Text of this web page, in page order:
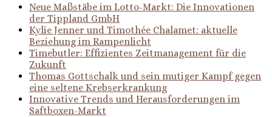
Neue Maßstäbe im Lotto-Markt: Die Innovationen
der Tippland GmbH
Kylie Jenner und Timothée Chalamet: aktuelle
Beziehung im Rampenlicht
Timebutler: Effizientes Zeitmanagement für die
Zukunft
Thomas Gottschalk und sein mutiger Kampf gegen
eine seltene Krebserkrankung
Innovative Trends und Herausforderungen im
Saftboxen-Markt